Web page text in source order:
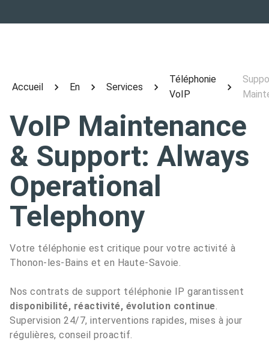
Accueil En Services
Téléphonie
VoIP
VoIP Maintenance
& Support: Always
Operational
Telephony
Votre téléphonie est critique pour votre activité à
Thonon-les-Bains et en Haute-Savoie.
Nos contrats de support téléphonie IP garantissent
disponibilité, réactivité, évolution continue.
Supervision 24/7, interventions rapides, mises à jour
régulières, conseil proactif.